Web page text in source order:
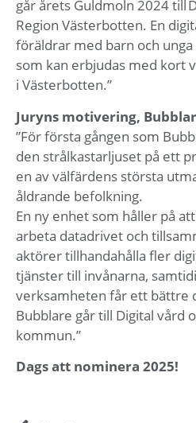
går årets Guldmoln 2024 till
Region Västerbotten. En
föräldrar med barn och
som kan erbjudas med kort
i Västerbotten.”
Juryns motivering,
”För första gången som
den strålkastarljuset på ett
en av välfärdens största
åldrande befolkning.
En ny enhet som håller på
arbeta datadrivet och
aktörer tillhandahålla fler
tjänster till invånarna,
verksamheten får ett bättre
Bubblare går till Digital vård
kommun.”
Dags att nominera 2025!